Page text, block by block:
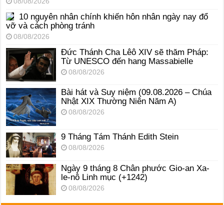
10 nguyên nhân chính khiến hôn nhân ngày nay đổ
vỡ và cách phòng tránh
08/08/2026
Đức Thánh Cha Lêô XIV sẽ thăm Pháp:
Từ UNESCO đến hang Massabielle
08/08/2026
Bài hát và Suy niệm (09.08.2026 – Chúa
Nhật XIX Thường Niên Năm A)
08/08/2026
9 Tháng Tám Thánh Edith Stein
08/08/2026
Ngày 9 tháng 8 Chân phước Gio-an Xa-
le-nô Linh mục (+1242)
08/08/2026